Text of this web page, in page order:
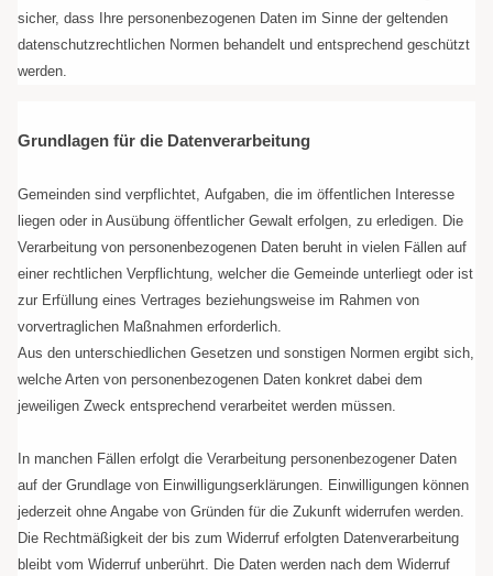
sicher, dass Ihre personenbezogenen Daten im Sinne der geltenden
datenschutzrechtlichen Normen behandelt und entsprechend geschützt
werden.
Grundlagen für die Datenverarbeitung
Gemeinden sind verpflichtet, Aufgaben, die im öffentlichen Interesse
liegen oder in Ausübung öffentlicher Gewalt erfolgen, zu erledigen. Die
Verarbeitung von personenbezogenen Daten beruht in vielen Fällen auf
einer rechtlichen Verpflichtung, welcher die Gemeinde unterliegt oder ist
zur Erfüllung eines Vertrages beziehungsweise im Rahmen von
vorvertraglichen Maßnahmen erforderlich.
Aus den unterschiedlichen Gesetzen und sonstigen Normen ergibt sich,
welche Arten von personenbezogenen Daten konkret dabei dem
jeweiligen Zweck entsprechend verarbeitet werden müssen.
In manchen Fällen erfolgt die Verarbeitung personenbezogener Daten
auf der Grundlage von Einwilligungserklärungen. Einwilligungen können
jederzeit ohne Angabe von Gründen für die Zukunft widerrufen werden.
Die Rechtmäßigkeit der bis zum Widerruf erfolgten Datenverarbeitung
bleibt vom Widerruf unberührt. Die Daten werden nach dem Widerruf